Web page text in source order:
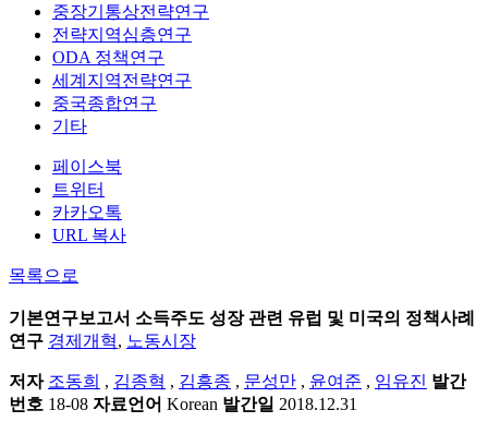
중장기통상전략연구
전략지역심층연구
ODA 정책연구
세계지역전략연구
중국종합연구
기타
페이스북
트위터
카카오톡
URL 복사
목록으로
기본연구보고서 소득주도 성장 관련 유럽 및 미국의 정책사례
연구 경제개혁, 노동시장
저자 조동희 , 김종혁 , 김흥종 , 문성만 , 윤여준 , 임유진 발간
번호 18-08 자료언어 Korean 발간일 2018.12.31